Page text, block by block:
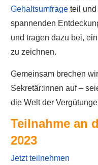
Gehaltsumfrage teil
spannenden
und tragen dazu bei,
zu zeichnen.
Gemeinsam brechen
Sekretär:innen auf –
die Welt der
Teilnahme an
2023
Jetzt teilnehmen